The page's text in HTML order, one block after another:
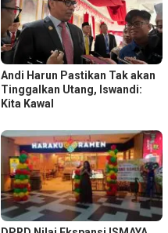
Andi Harun Pastikan Tak akan
Tinggalkan Utang, Iswandi:
Kita Kawal